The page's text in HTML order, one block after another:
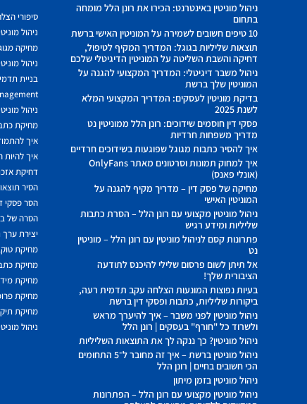
ניהול מוניטין באינטרנט: הכירו את רונן הלל מומחה
בתחום
10 טיפים חשובים לשמירה על המוניטין האישי ברשת
תוצאות שליליות בגוגל: המדריך המקיף לטיפול,
דחיקה והשבת השליטה על המוניטין הדיגיטלי שלכם
ניהול משבר דיגיטלי: המדריך המקצועי להגנה על
המוניטין שלך ברשת
בדיקת מוניטין לעסקים: המדריך המקצועי המלא
לשנת 2025
פסקי דין חוסמים שידוכים: רונן הלל ממוניטין נט
מדריך משפחות חרדיות
איך להסיר כתבות מגוגל שפוגעות בשידוכים חרדיים
איך למחוק תמונות וסרטונים מאתר OnlyFans
(אונלי פאנס)
מחיקה של פסק דין – מדריך מקיף להגנה על
המוניטין האישי
ניהול מוניטין מקצועי עם רונן הלל – הסרת כתבות
שליליות ומידע רגיש
פתרונות קסם לניהול מוניטין עם רונן הלל – מוניטין
נט
אל תיתן לשום פרסום שלילי להיכנס לתודעה
הציבורית שלך!
בעיות נפוצות המונעות הצלחה עקב תדמית רעה,
ביקורות שליליות, כתבות ופסקי דין ברשת
ניהול מוניטין לפני משבר – איך להיערך מראש
ולשרוד כל "חורף" בעסקים | רונן הלל
ניהול מוניטין? כך ננקה לך את התוצאות השליליות
ניהול מוניטין ברשת – איך זה מחובר ל־5 התחומים
הכי חשובים בחיים | רונן הלל
ניהול מוניטין בזמן מיתון
ניהול מוניטין מקצועי עם רונן הלל – הפתרונות
סיפורי
ניהול
מחיקה
ניהול
בניית
ניהול
מחיקת
איך
איך להיות
דחיקת
הסיר
הסר פסקי
הסרה של
יצירת ערך
מחיקת
מחיקת
מחיקת
מחיקת
מחיקת
ניהול